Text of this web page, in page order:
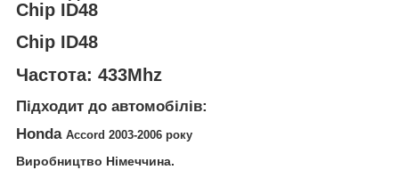
Chip ID48
Chip ID48
Частота: 433Mhz
Підходит до автомобілів:
Honda Accord 2003-2006 року
Виробництво Німеччина.